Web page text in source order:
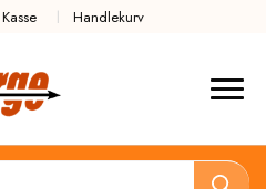
Kasse Handlekurv